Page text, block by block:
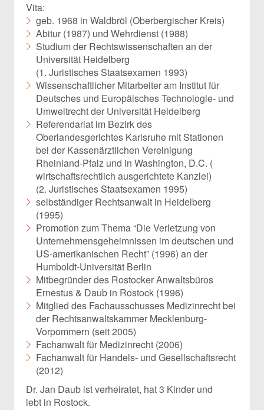
Vita:
geb. 1968 in Waldbröl (Oberbergischer Kreis)
Abitur (1987) und Wehrdienst (1988)
Studium der Rechtswissenschaften an der
Universität Heidelberg
(1. Juristisches Staatsexamen 1993)
Wissenschaftlicher Mitarbeiter am Institut für
Deutsches und Europäisches Technologie- und
Umweltrecht der Universität Heidelberg
Referendariat im Bezirk des
Oberlandesgerichtes Karlsruhe mit Stationen
bei der Kassenärztlichen Vereinigung
Rheinland-Pfalz und in Washington, D.C. (
wirtschaftsrechtlich ausgerichtete Kanzlei)
(2. Juristisches Staatsexamen 1995)
selbständiger Rechtsanwalt in Heidelberg
(1995)
Promotion zum Thema “Die Verletzung von
Unternehmensgeheimnissen im deutschen und
US-amerikanischen Recht” (1996) an der
Humboldt-Universität Berlin
Mitbegründer des Rostocker Anwaltsbüros
Ernestus & Daub in Rostock (1996)
Mitglied des Fachausschusses Medizinrecht bei
der Rechtsanwaltskammer Mecklenburg-
Vorpommern (seit 2005)
Fachanwalt für Medizinrecht (2006)
Fachanwalt für Handels- und Gesellschaftsrecht
(2012)
Dr. Jan Daub ist verheiratet, hat 3 Kinder und
lebt in Rostock.